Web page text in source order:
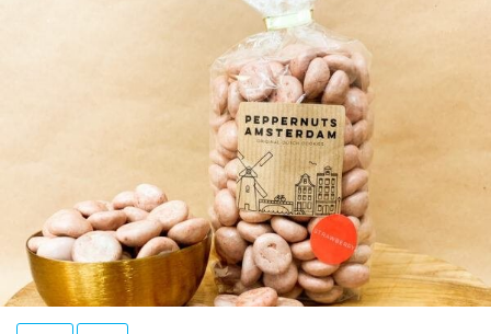
Nieuws, interviews & blogs
Recreatief
Winkels
Winkelgebieden